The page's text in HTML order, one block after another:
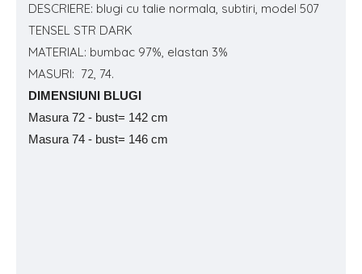
DESCRIERE: blugi cu talie normala, subtiri, model 507
TENSEL STR DARK
MATERIAL: bumbac 97%, elastan 3%
MASURI: 72, 74.
DIMENSIUNI BLUGI
Masura 72 - bust= 142 cm
Masura 74 - bust= 146 cm